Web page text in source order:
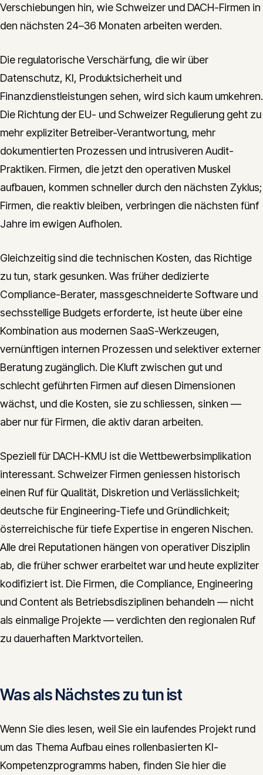
Verschiebungen hin, wie Schweizer und DACH-Firmen in
den nächsten 24–36 Monaten arbeiten werden.
Die regulatorische Verschärfung, die wir über
Datenschutz, KI, Produktsicherheit und
Finanzdienstleistungen sehen, wird sich kaum umkehren.
Die Richtung der EU- und Schweizer Regulierung geht zu
mehr expliziter Betreiber-Verantwortung, mehr
dokumentierten Prozessen und intrusiveren Audit-
Praktiken. Firmen, die jetzt den operativen Muskel
aufbauen, kommen schneller durch den nächsten Zyklus;
Firmen, die reaktiv bleiben, verbringen die nächsten fünf
Jahre im ewigen Aufholen.
Gleichzeitig sind die technischen Kosten, das Richtige
zu tun, stark gesunken. Was früher dedizierte
Compliance-Berater, massgeschneiderte Software und
sechsstellige Budgets erforderte, ist heute über eine
Kombination aus modernen SaaS-Werkzeugen,
vernünftigen internen Prozessen und selektiver externer
Beratung zugänglich. Die Kluft zwischen gut und
schlecht geführten Firmen auf diesen Dimensionen
wächst, und die Kosten, sie zu schliessen, sinken —
aber nur für Firmen, die aktiv daran arbeiten.
Speziell für DACH-KMU ist die Wettbewerbsimplikation
interessant. Schweizer Firmen geniessen historisch
einen Ruf für Qualität, Diskretion und Verlässlichkeit;
deutsche für Engineering-Tiefe und Gründlichkeit;
österreichische für tiefe Expertise in engeren Nischen.
Alle drei Reputationen hängen von operativer Disziplin
ab, die früher schwer erarbeitet war und heute expliziter
kodifiziert ist. Die Firmen, die Compliance, Engineering
und Content als Betriebsdisziplinen behandeln — nicht
als einmalige Projekte — verdichten den regionalen Ruf
zu dauerhaften Marktvorteilen.
Was als Nächstes zu tun ist
Wenn Sie dies lesen, weil Sie ein laufendes Projekt rund
um das Thema Aufbau eines rollenbasierten KI-
Kompetenzprogramms haben, finden Sie hier die